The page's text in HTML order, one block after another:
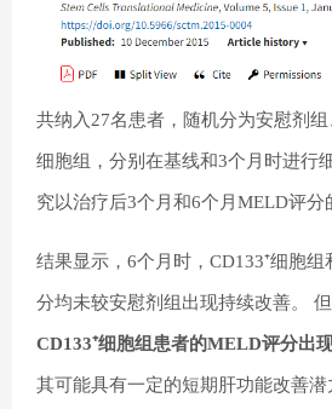
共纳入27名患者，随机分为安慰剂组
细胞组，分别在基线和3个月时进行
究以治疗后3个月和6个月MELD评分
结果显示，6个月时，CD133⁺细胞
分均未较安慰剂组出现持续改善。
CD133⁺细胞组患者的MELD评分出
其可能具有一定的短期肝功能改善